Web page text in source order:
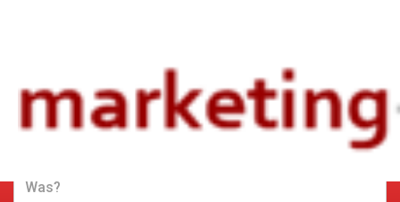
Jobs und Stellenangebote im
Marketing